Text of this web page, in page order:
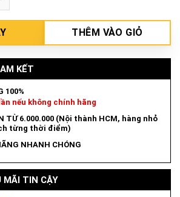
THÊM VÀO GIỎ
KẾT
100%
nếu không chính hãng
TỪ 6.000.000 (Nội thành HCM, hàng nhỏ
từng thời điểm)
NHANH CHÓNG
MÃI TIN CẬY